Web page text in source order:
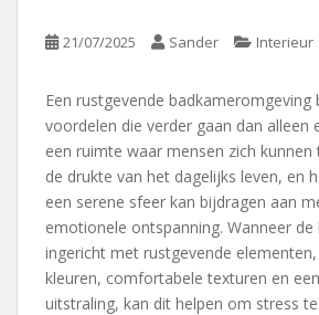
21/07/2025 Sander Interieur
Een rustgevende badkameromgeving
voordelen die verder gaan dan alleen
een ruimte waar mensen zich kunnen
de drukte van het dagelijks leven, en
een serene sfeer kan bijdragen aan
emotionele ontspanning. Wanneer de
ingericht met rustgevende
kleuren, comfortabele texturen en
uitstraling, kan dit helpen om stress